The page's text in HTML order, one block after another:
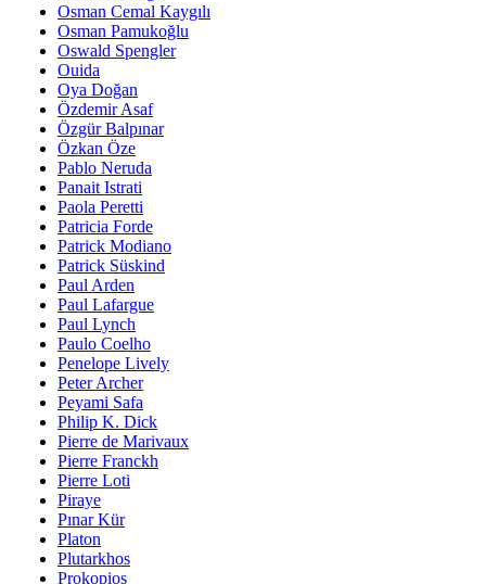
Osman Cemal Kaygılı
Osman Pamukoğlu
Oswald Spengler
Ouida
Oya Doğan
Özdemir Asaf
Özgür Balpınar
Özkan Öze
Pablo Neruda
Panait Istrati
Paola Peretti
Patricia Forde
Patrick Modiano
Patrick Süskind
Paul Arden
Paul Lafargue
Paul Lynch
Paulo Coelho
Penelope Lively
Peter Archer
Peyami Safa
Philip K. Dick
Pierre de Marivaux
Pierre Franckh
Pierre Loti
Piraye
Pınar Kür
Platon
Plutarkhos
Prokopios